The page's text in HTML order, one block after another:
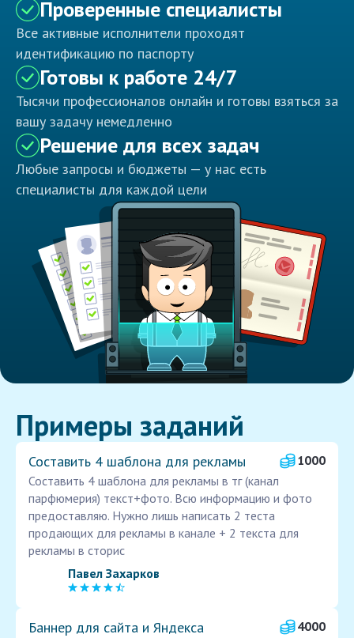
Проверенные специалисты
Все активные исполнители проходят
идентификацию по паспорту
Готовы к работе 24/7
Тысячи профессионалов онлайн и готовы взяться за
вашу задачу немедленно
Решение для всех задач
Любые запросы и бюджеты — у нас есть
специалисты для каждой цели
Примеры заданий
Составить 4 шаблона для рекламы
1000
Составить 4 шаблона для рекламы в тг (канал
парфюмерия) текст+фото. Всю информацию и фото
предоставляю. Нужно лишь написать 2 теста
продающих для рекламы в канале + 2 текста для
рекламы в сторис
Павел Захарков
Баннер для сайта и Яндекса
4000